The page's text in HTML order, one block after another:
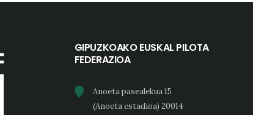
GIPUZKOAKO EUSKAL PILOTA
FEDERAZIOA
Anoeta pasealekua 15
(Anoeta estadioa) 20014